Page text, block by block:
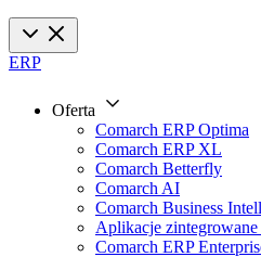
ERP
Oferta
Comarch ERP Optima
Comarch ERP XL
Comarch Betterfly
Comarch AI
Comarch Business
Aplikacje
Comarch ERP